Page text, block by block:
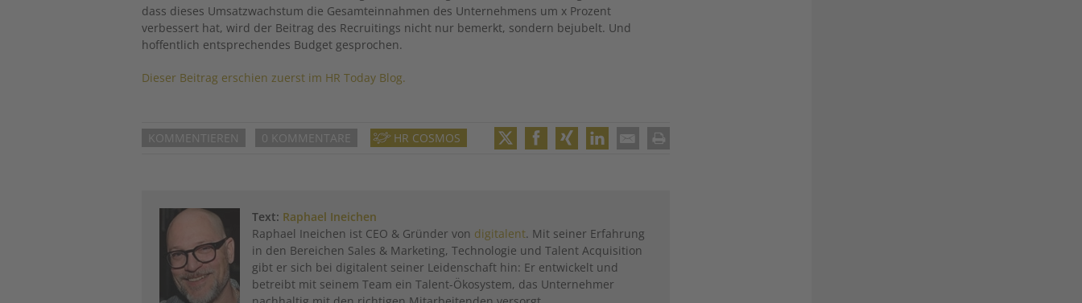
dass dieses Umsatzwachstum die Gesamteinnahmen des Unternehmens um x Prozent
verbessert hat, wird der Beitrag des Recruitings nicht nur bemerkt, sondern bejubelt. Und
hoffentlich entsprechendes Budget gesprochen.
Dieser Beitrag erschien zuerst im HR Today Blog.
KOMMENTIEREN 0 KOMMENTARE HR COSMOS
Text: Raphael Ineichen
Raphael Ineichen ist CEO & Gründer von digitalent. Mit seiner Erfahrung
in den Bereichen Sales & Marketing, Technologie und Talent Acquisition
gibt er sich bei digitalent seiner Leidenschaft hin: Er entwickelt und
betreibt mit seinem Team ein Talent-Ökosystem, das Unternehmer